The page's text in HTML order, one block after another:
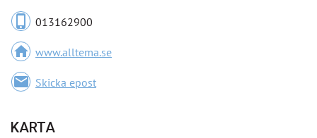
phone_iphone 013162900
home www.alltema.se
email Skicka epost
KARTA